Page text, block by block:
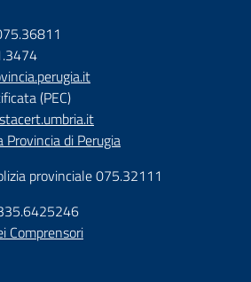
(PEC)
di Perugia
provinciale 075.32111
Comprensori